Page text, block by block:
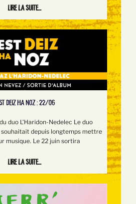
Lire la suite...
DEIZ HA NOZ : 22/06
duo L'Haridon-Nedelec Le duo
souhaitait depuis longtemps mettre
musique. Le 22 juin sortira
Lire la suite...